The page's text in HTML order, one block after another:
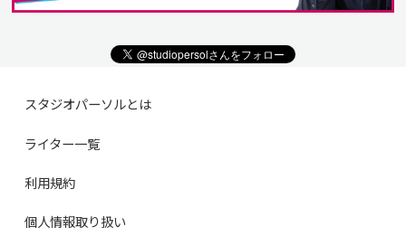
スタジオパーソルとは
ライター一覧
利用規約
個人情報取り扱い